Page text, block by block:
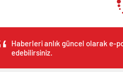
Haberleri anlık güncel olarak e-
edebilirsiniz.